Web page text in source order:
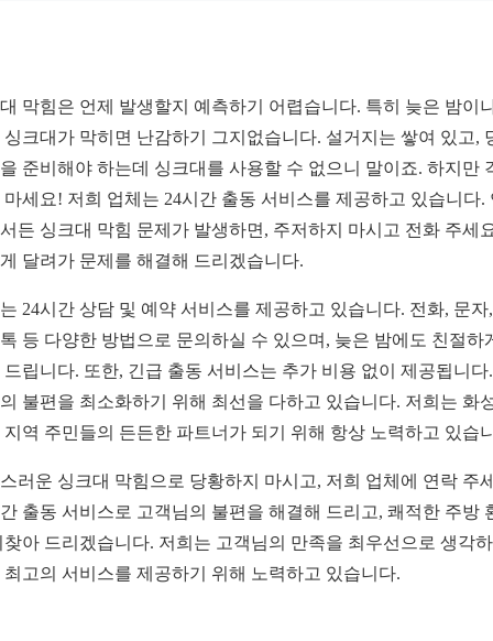
막힘은 언제 발생할지 예측하기 어렵습니다. 특히 늦은 밤이
싱크대가 막히면 난감하기 그지없습니다. 설거지는 쌓여 있고,
준비해야 하는데 싱크대를 사용할 수 없으니 말이죠. 하지만
마세요! 저희 업체는 24시간 출동 서비스를 제공하고 있습니다.
든 싱크대 막힘 문제가 발생하면, 주저하지 마시고 전화 주세
달려가 문제를 해결해 드리겠습니다.
24시간 상담 및 예약 서비스를 제공하고 있습니다. 전화, 문자
등 다양한 방법으로 문의하실 수 있으며, 늦은 밤에도 친절하
드립니다. 또한, 긴급 출동 서비스는 추가 비용 없이 제공됩니다
불편을 최소화하기 위해 최선을 다하고 있습니다. 저희는 화
지역 주민들의 든든한 파트너가 되기 위해 항상 노력하고 있습
러운 싱크대 막힘으로 당황하지 마시고, 저희 업체에 연락 주
출동 서비스로 고객님의 불편을 해결해 드리고, 쾌적한 주방
찾아 드리겠습니다. 저희는 고객님의 만족을 최우선으로 생각
최고의 서비스를 제공하기 위해 노력하고 있습니다.